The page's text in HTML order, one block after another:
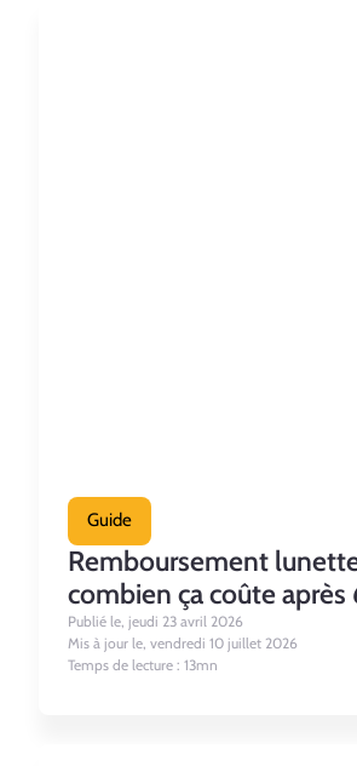
Guide
Remboursement
combien ça coûte après
Publié le, jeudi 23 avril 2026
Mis à jour le, vendredi 10 juillet 2026
Temps de lecture : 13mn